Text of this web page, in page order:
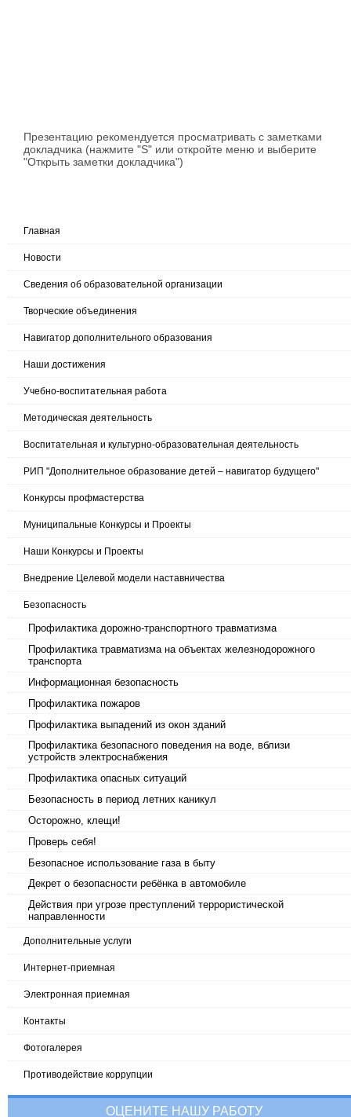
Презентацию рекомендуется просматривать с заметками
докладчика (нажмите "S" или откройте меню и выберите
"Открыть заметки докладчика")
Главная
Новости
Сведения об образовательной организации
Творческие объединения
Навигатор дополнительного образования
Наши достижения
Учебно-воспитательная работа
Методическая деятельность
Воспитательная и культурно-образовательная деятельность
РИП "Дополнительное образование детей – навигатор будущего"
Конкурсы профмастерства
Муниципальные Конкурсы и Проекты
Наши Конкурсы и Проекты
Внедрение Целевой модели наставничества
Безопасность
Профилактика дорожно-транспортного травматизма
Профилактика травматизма на объектах железнодорожного
транспорта
Информационная безопасность
Профилактика пожаров
Профилактика выпадений из окон зданий
Профилактика безопасного поведения на воде, вблизи
устройств электроснабжения
Профилактика опасных ситуаций
Безопасность в период летних каникул
Осторожно, клещи!
Проверь себя!
Безопасное использование газа в быту
Декрет о безопасности ребёнка в автомобиле
Действия при угрозе преступлений террористической
направленности
Дополнительные услуги
Интернет-приемная
Электронная приемная
Контакты
Фотогалерея
Противодействие коррупции
ОЦЕНИТЕ НАШУ РАБОТУ